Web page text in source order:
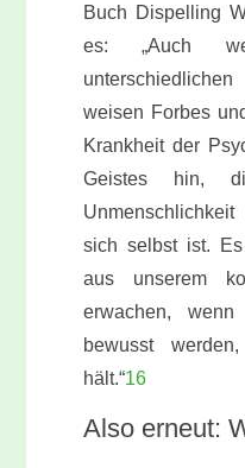
Buch Dispelling
es: „Auch
weisen Forbes
Krankheit der
Geistes hin,
sich selbst ist.
aus unserem
erwachen,
bewusst
hält.“16
Also erneut: